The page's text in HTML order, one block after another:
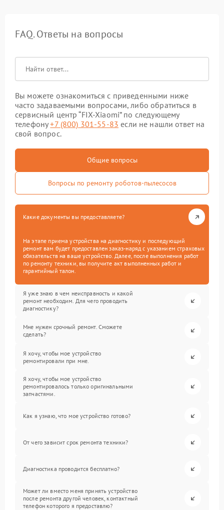
FAQ. Ответы на вопросы
Вы можете ознакомиться с приведенными ниже
часто задаваемыми вопросами, либо обратиться в
сервисный центр “FIX-Xiaomi” по следующему
телефону+7 (800) 301-55-83 если не нашли ответ на
свой вопрос.
Общие вопросы
Вопросы по ремонту роботов-пылесосов
Какие документы вы предоставляете?
На этапе приема устройства на диагностику и последующий
ремонт вам будет предоставлен заказ-наряд с указанием страховых
обязательств на ваше устройство. Далее, после выполнения работ
по ремонту техники, вы получите акт выполненных работ и
гарантийный талон.
Я уже знаю в чем неисправность и какой
ремонт необходим. Для чего проводить
диагностику?
Мне нужен срочный ремонт. Сможете
сделать?
Я хочу, чтобы мое устройство
ремонтировали при мне.
Я хочу, чтобы мое устройство
ремонтировалось только оригинальными
запчастями.
Как я узнаю, что мое устройство готово?
От чего зависит срок ремонта техники?
Диагностика проводится бесплатно?
Может ли вместо меня принять устройство
после ремонта другой человек, контактный
телефон которого я предоставлю?